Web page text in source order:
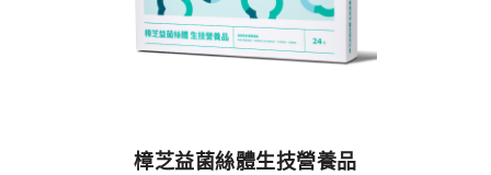
樟芝益菌絲體生技營養品